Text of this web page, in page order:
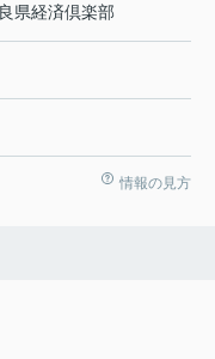
県経済倶楽部
情報の見方